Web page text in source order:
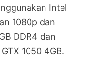
Intel
1080p dan
DDR4 dan
1050 4GB.